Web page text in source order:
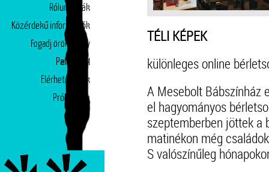
Rólunk írták
Közérdekű információk
Fogadj örökbe egy
előadást!
Partnerek
Elérhetőségek
Próbatábla
TÉLI KÉPEK
különleges online
A Mesebolt Bábszínház
el hagyományos
szeptemberben jöttek a
matinékon még
S valószínűleg